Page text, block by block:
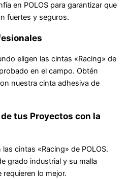
en POLOS para garantizar que
fuertes y seguros.
eligen las cintas «Racing» de
en el campo. Obtén
nuestra cinta adhesiva de
tus Proyectos con la
cintas «Racing» de POLOS.
grado industrial y su malla
lo mejor.